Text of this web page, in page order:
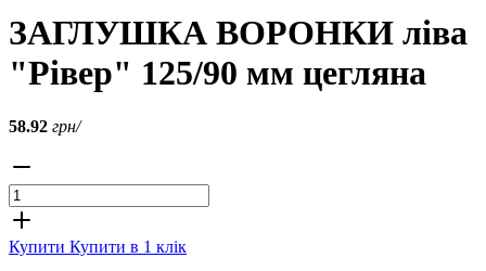
ЗАГЛУШКА ВОРОНКИ ліва
"Рівер" 125/90 мм цегляна
58.92 грн/
Купити Купити в 1 клік